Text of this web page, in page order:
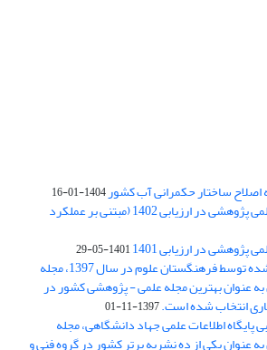
اصلاح ساختار حکمرانی آب کشور1404-01-16
کسب رتبه الف مجلات علمی پژوهشی در ارزیابی 1402 (مبتنی بر عملکرد
در ارزیابی 1401 1401-05-29
بر اساس ارزیابی انجام شده توسط فرهنگستان علوم در سال 1397، مجله
به عنوان بهترین مجله علمی - پژوهشی کشور در
انتخاب شده است.1397-11-01
پایگاه اطلاعات علمی جهاد دانشگاهی، مجله
عنوان یکی از ده نشریه برتر کشور در گروه فنی و